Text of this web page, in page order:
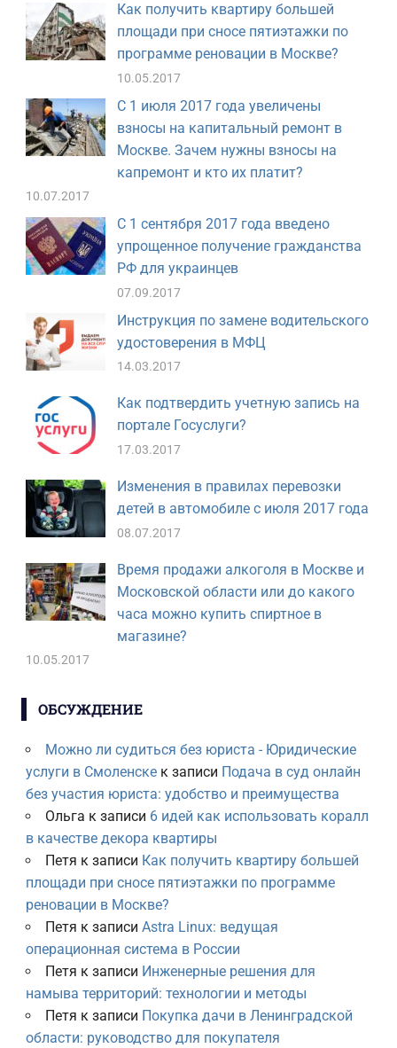
Как получить квартиру большей
площади при сносе пятиэтажки по
программе реновации в Москве?
10.05.2017
С 1 июля 2017 года увеличены
взносы на капитальный ремонт в
Москве. Зачем нужны взносы на
капремонт и кто их платит?
10.07.2017
С 1 сентября 2017 года введено
упрощенное получение гражданства
РФ для украинцев
07.09.2017
Инструкция по замене водительского
удостоверения в МФЦ
14.03.2017
Как подтвердить учетную запись на
портале Госуслуги?
17.03.2017
Изменения в правилах перевозки
детей в автомобиле с июля 2017 года
08.07.2017
Время продажи алкоголя в Москве и
Московской области или до какого
часа можно купить спиртное в
магазине?
10.05.2017
ОБСУЖДЕНИЕ
Можно ли судиться без юриста - Юридические
услуги в Смоленскек записи Подача в суд онлайн
без участия юриста: удобство и преимущества
Ольга к записи 6 идей как использовать коралл
в качестве декора квартиры
Петя к записи Как получить квартиру большей
площади при сносе пятиэтажки по программе
реновации в Москве?
Петя к записи Astra Linux: ведущая
операционная система в России
Петя к записи Инженерные решения для
намыва территорий: технологии и методы
Петя к записи Покупка дачи в Ленинградской
области: руководство для покупателя